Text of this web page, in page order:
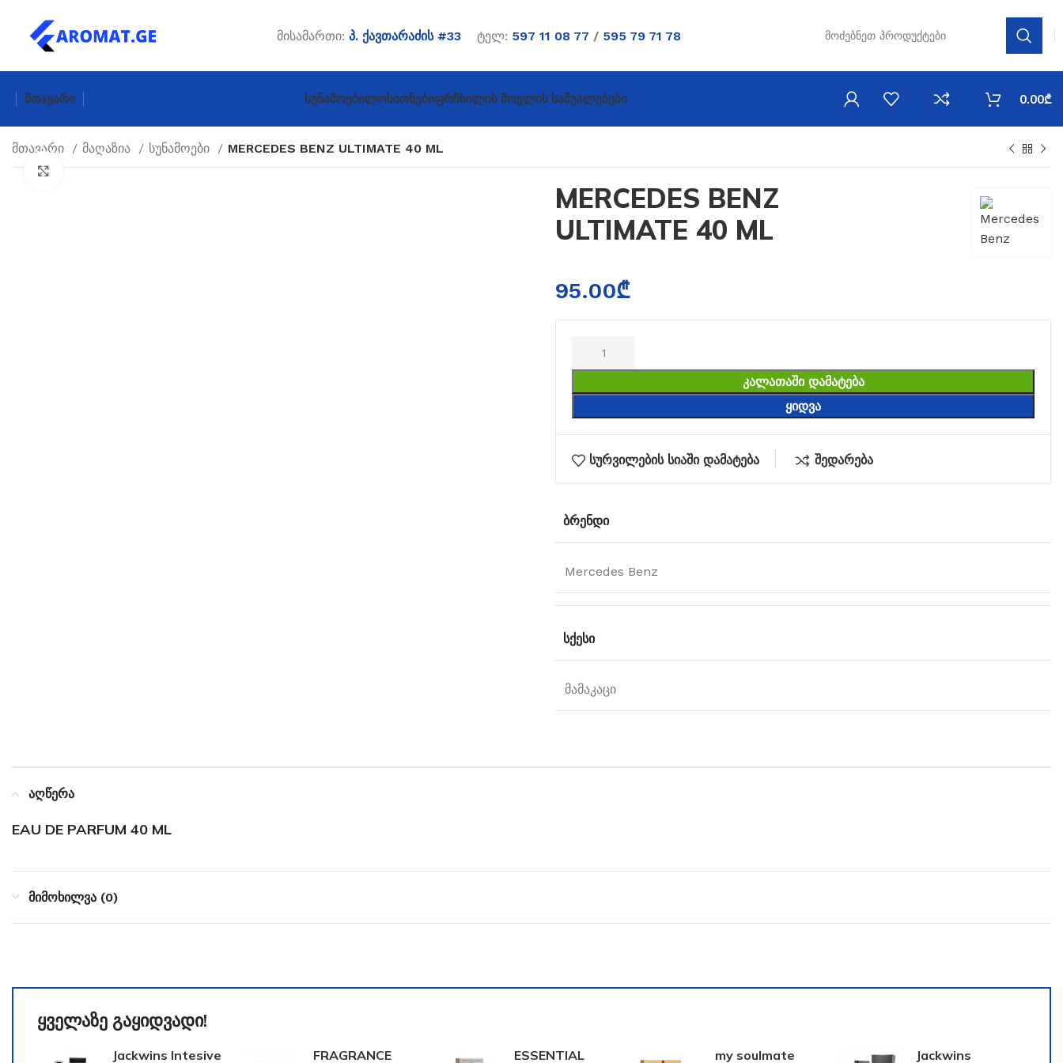
მისამართი: პ. ქავთარაძის #33 ტელ: 597 11 08 77 / 595 79 71 78
Მთავარი ᲡუნამოებიᲚოსიონებიᲤრჩხილის Მოვლის Საშუალებები 0.00₾
მთავარი მაღაზია სუნამოები MERCEDES BENZ ULTIMATE 40 ML
Click to enlarge
MERCEDES BENZ
ULTIMATE 40 ML
95.00₾
ᲙᲐᲚᲐᲗᲐᲨᲘ ᲓᲐᲛᲐᲢᲔᲑᲐ
ᲧᲘᲓᲕᲐ
სურვილების სიაში დამატება შედარება
ᲑᲠᲔᲜᲓᲘ
Mercedes Benz
ᲡᲥᲔᲡᲘ
მამაკაცი
აღწერა
EAU DE PARFUM 40 ML
მიმოხილვა (0)
ყველაზე გაყიდვადი!
Jackwins Intesive
FRAGRANCE
ESSENTIAL
my soulmate
Jackwins